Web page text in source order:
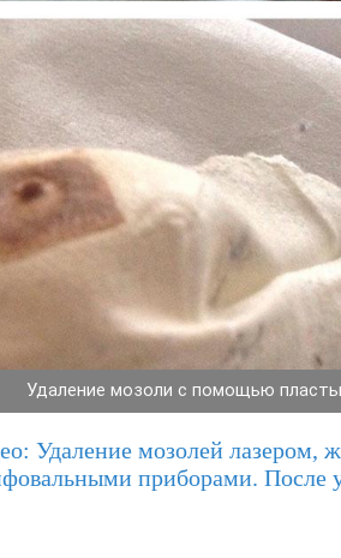
Удаление мозоли с помощью
Удаление мозолей лазером,
приборами. После